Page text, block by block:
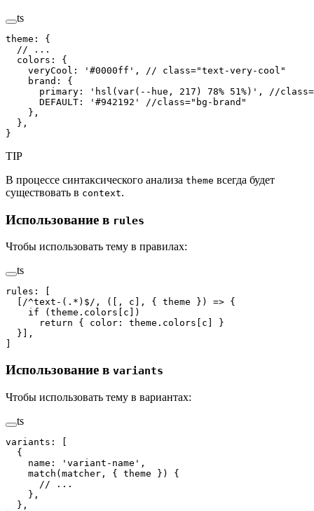
ts
theme :
{
  // ...
  colors
:
{
    veryCool
: ' #0000ff ' ,
// class="text-very-cool"
    brand
:
{
      primary
: ' hsl(var(--hue, 217) 78% 51%) ' ,
//
      DEFAULT
: ' #942192 '
//class="bg-brand"
    },
  },
}
TIP
В процессе синтаксического анализа theme всегда будет
существовать в context.
Использование в rules
Чтобы использовать тему в правилах:
ts
rules :
/^text- ( . * ) $/ , ([, c ], { theme }) => {
    if
( theme . colors c ])
      return
{ color : theme . colors c ] }
  }],
Использование в variants
Чтобы использовать тему в вариантах:
ts
variants :
  {
    name
: ' variant-name ' ,
    match
( matcher , { theme }) {
      // ...
    },
  },